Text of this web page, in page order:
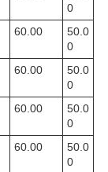
0
60.00
50.0
0
60.00
50.0
0
60.00
50.0
0
60.00
50.0
0